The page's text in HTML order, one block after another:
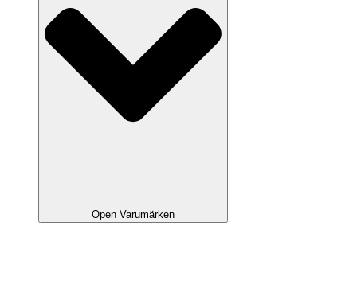
Open Varumärken